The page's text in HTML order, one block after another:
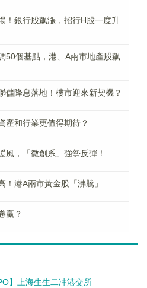
！銀行股飙漲，招行H股一度升
50個基點，港、A兩市地產股飙
儲降息落地！樓市迎來新契機？
產和行業更值得期待？
風，「微創系」強勢反彈！
！港A兩市黃金股「沸騰」
赢？
】上海生生二冲港交所